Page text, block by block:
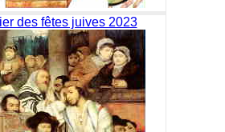
des fêtes juives 2023